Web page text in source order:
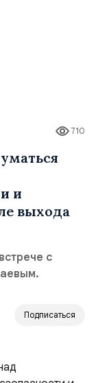
710
и
выхода
Подписаться